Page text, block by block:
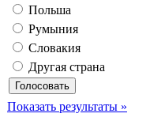
Польша
Румыния
Словакия
Другая страна
Показать результаты »